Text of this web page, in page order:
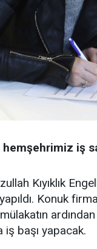
iş
Kıyıklık
Konuk
iş başı yapacak.